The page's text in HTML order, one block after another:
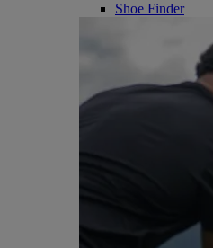
Shoe Finder